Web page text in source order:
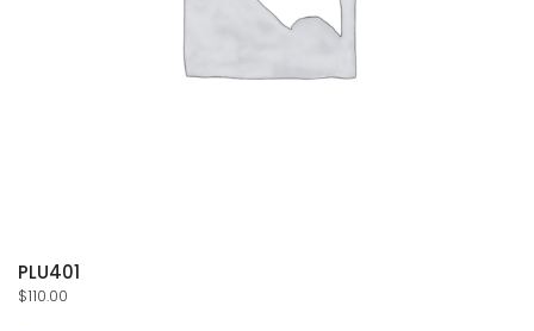
PLU401
$110.00